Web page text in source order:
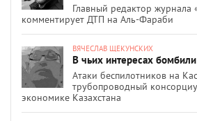
Главный редактор журнала
комментирует ДТП на Аль-Фараби
ВЯЧЕСЛАВ ЩЕКУНСКИХ
В чьих интересах
Атаки беспилотников на
трубопроводный
экономике Казахстана